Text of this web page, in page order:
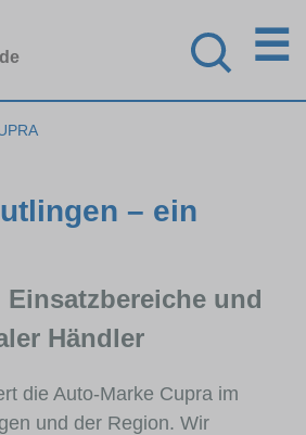
☰
– ein
und
Händler
die Auto-Marke Cupra im
und der Region. Wir